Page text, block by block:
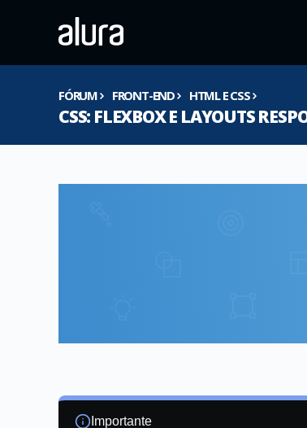
FÓRUM FRONT-END HTML E CSS
CSS: FLEXBOX E LAYOUTS
Importante